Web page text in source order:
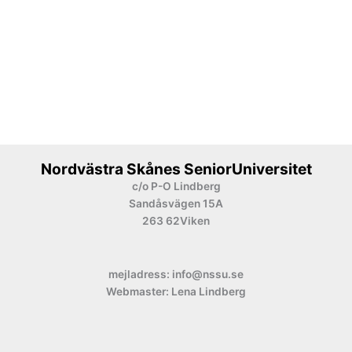
Nordvästra Skånes SeniorUniversitet
c/o P-O Lindberg
Sandåsvägen 15A
263 62Viken
mejladress: info@nssu.se
Webmaster: Lena Lindberg